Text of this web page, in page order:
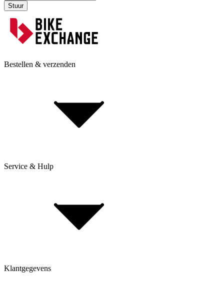
Stuur
Bestellen & verzenden
Levering & verzending
Service & Hulp
Bepaal framehoogte
Klantgegevens